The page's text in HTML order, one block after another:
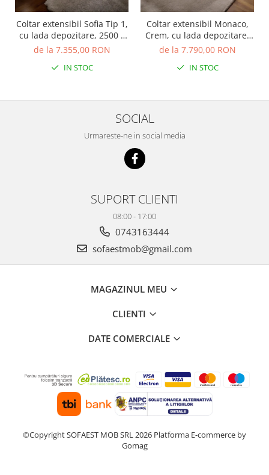
Coltar extensibil Sofia Tip 1,
cu lada depozitare, 2500 x
1450
de la 7.355,00 RON
IN STOC
Coltar extensibil Monaco,
Crem, cu lada depozitare,
2700 x 1800
de la 7.790,00 RON
IN STOC
SOCIAL
Urmareste-ne in social media
SUPORT CLIENTI
08:00 - 17:00
0743163444
sofaestmob@gmail.com
MAGAZINUL MEU
CLIENTI
DATE COMERCIALE
©Copyright SOFAEST MOB SRL 2026 Platforma E-commerce by
Gomag